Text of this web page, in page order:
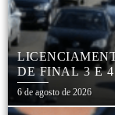
DE FINAL 3 E
6 de agosto de 2026